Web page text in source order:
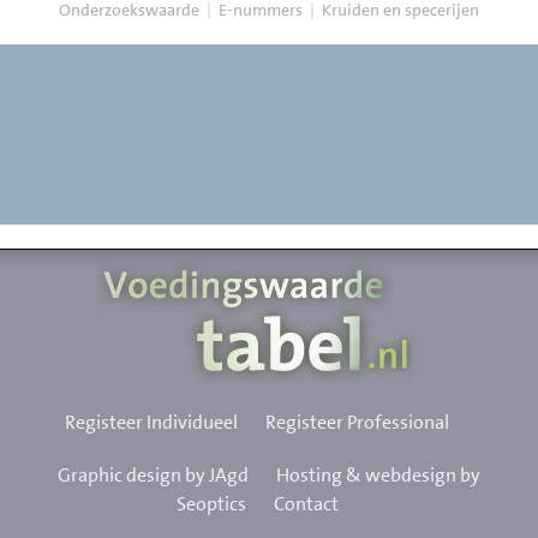
Onderzoekswaarde | E-nummers | Kruiden en specerijen
Registeer Individueel Registeer Professional
Graphic design by JAgd
Hosting & webdesign by
Seoptics
Contact